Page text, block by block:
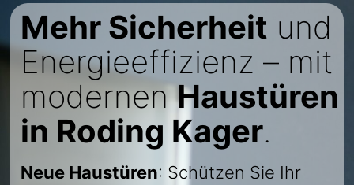
Mehr Sicherheit und
Energieeffizienz – mit
modernenHaustüren
in Roding Kager.
Neue Haustüren: Schützen Sie Ihr